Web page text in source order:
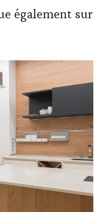
également sur